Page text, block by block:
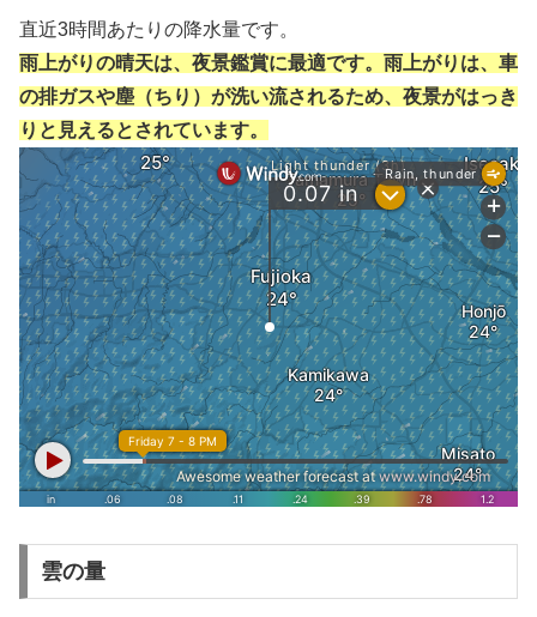
直近3時間あたりの降水量です。
雨上がりの晴天は、夜景鑑賞に最適です。雨上がりは、車
の排ガスや塵（ちり）が洗い流されるため、夜景がはっき
りと見えるとされています。
雲の量